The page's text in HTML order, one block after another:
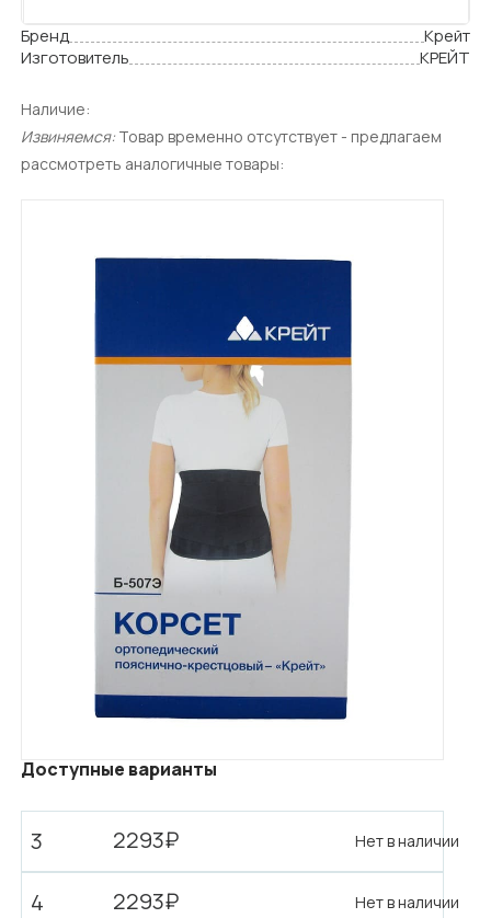
Бренд
Крейт
Изготовитель
КРЕЙТ
Наличие:
Извиняемся: Товар временно отсутствует - предлагаем
рассмотреть аналогичные товары:
Доступные варианты
3 2293₽ Нет в наличии
4 2293₽ Нет в наличии